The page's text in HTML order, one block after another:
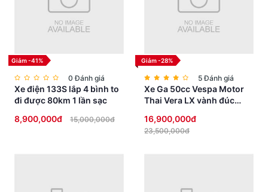
Tải trọng
Chiều cao yên xe
Màu sắc
Cam, Đen bóng, Đen sần, Đỏ, Hồng,
Ngọc trai, Rêu sần, Trắng, Vàng, Xanh
lục
ĐỘNG CƠ / ẮC QUY
Thời gian sạc đầy 8h
Giảm -41%
0 Đánh giá
Xe điện 133S lắp 4 bình to
đi được 80km 1 lần sạc
8,900,000đ
15,000,000đ
Giảm -28%
5 Đánh giá
Xe Ga 50cc Vespa Motor
Thai Vera LX vành đúc
16,900,000đ
23,500,000đ